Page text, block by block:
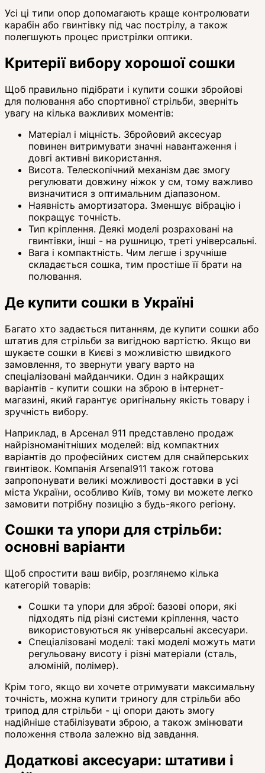
Усі ці типи опор допомагають краще контролювати
карабін або гвинтівку під час пострілу, а також
полегшують процес пристрілки оптики.
Критерії вибору хорошої сошки
Щоб правильно підібрати і купити сошки збройові
для полювання або спортивної стрільби, зверніть
увагу на кілька важливих моментів:
Матеріал і міцність. Збройовий аксесуар
повинен витримувати значні навантаження і
довгі активні використання.
Висота. Телескопічний механізм дає змогу
регулювати довжину ніжок у см, тому важливо
визначитися з оптимальним діапазоном.
Наявність амортизатора. Зменшує вібрацію і
покращує точність.
Тип кріплення. Деякі моделі розраховані на
гвинтівки, інші - на рушницю, треті універсальні.
Вага і компактність. Чим легше і зручніше
складається сошка, тим простіше її брати на
полювання.
Де купити сошки в Україні
Багато хто задається питанням, де купити сошки або
штатив для стрільби за вигідною вартістю. Якщо ви
шукаєте сошки в Києві з можливістю швидкого
замовлення, то звернути увагу варто на
спеціалізовані майданчики. Один з найкращих
варіантів - купити сошки на зброю в інтернет-
магазині, який гарантує оригінальну якість товару і
зручність вибору.
Наприклад, в Арсенал 911 представлено продаж
найрізноманітніших моделей: від компактних
варіантів до професійних систем для снайперських
гвинтівок. Компанія Arsenal911 також готова
запропонувати великі можливості доставки в усі
міста України, особливо Київ, тому ви можете легко
замовити потрібну позицію з будь-якого регіону.
Сошки та упори для стрільби:
основні варіанти
Щоб спростити ваш вибір, розглянемо кілька
категорій товарів:
Сошки та упори для зброї: базові опори, які
підходять під різні системи кріплення, часто
використовуються як універсальні аксесуари.
Спеціалізовані моделі: такі моделі можуть мати
регульовану висоту і різні матеріали (сталь,
алюміній, полімер).
Крім того, якщо ви хочете отримувати максимальну
точність, можна купити триногу для стрільби або
трипод для стрільби - ці опори дають змогу
надійніше стабілізувати зброю, а також змінювати
положення ствола залежно від завдання.
Додаткові аксесуари: штативи і